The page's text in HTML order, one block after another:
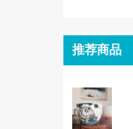
推荐商品